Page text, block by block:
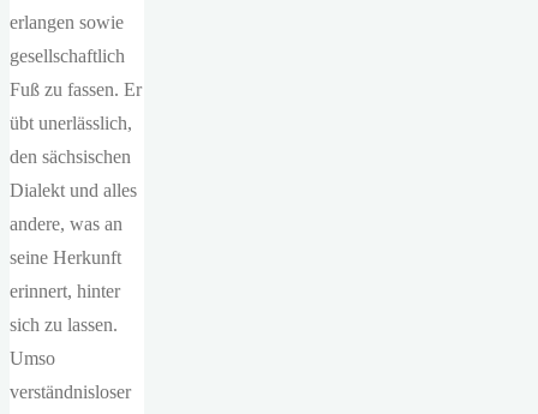
erlangen sowie
gesellschaftlich
Fuß zu fassen. Er
übt unerlässlich,
den sächsischen
Dialekt und alles
andere, was an
seine Herkunft
erinnert, hinter
sich zu lassen.
Umso
verständnisloser